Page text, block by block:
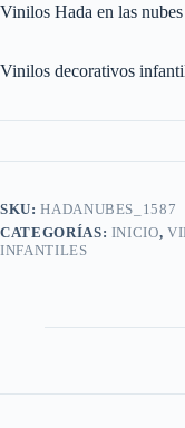
Vinilos Hada en las nubes
Vinilos decorativos
SKU:HADANUBES_1587
CATEGORÍAS: INICIO,
INFANTILES